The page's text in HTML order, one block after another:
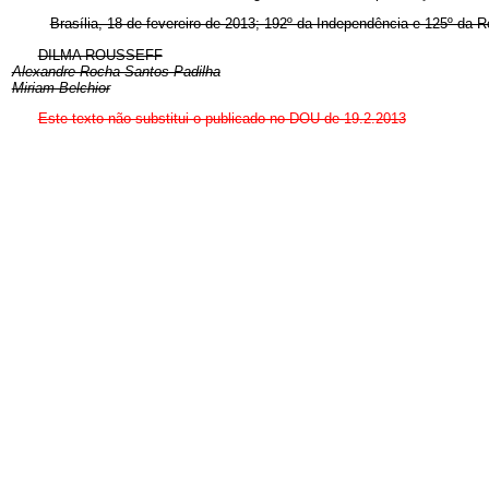
Brasília, 18 de fevereiro de 2013; 192º da Independência e 125º da
DILMA ROUSSEFF
Alexandre Rocha Santos Padilha
Miriam Belchior
Este texto não substitui o publicado no DOU de 19.2.2013